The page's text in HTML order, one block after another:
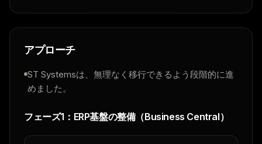
アプローチ
ST Systemsは、無理なく移行できるよう段階的に進
めました。
フェーズ1：ERP基盤の整備（Business Central）